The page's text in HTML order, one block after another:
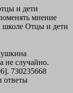
и дети
мнение
школе Отцы и дети
не случайно.
730235668
ответы